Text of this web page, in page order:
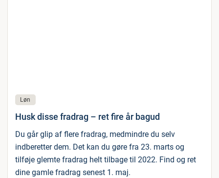
Løn
Husk disse fradrag – ret fire år bagud
Du går glip af flere fradrag, medmindre du selv
indberetter dem. Det kan du gøre fra 23. marts og
tilføje glemte fradrag helt tilbage til 2022. Find og ret
dine gamle fradrag senest 1. maj.